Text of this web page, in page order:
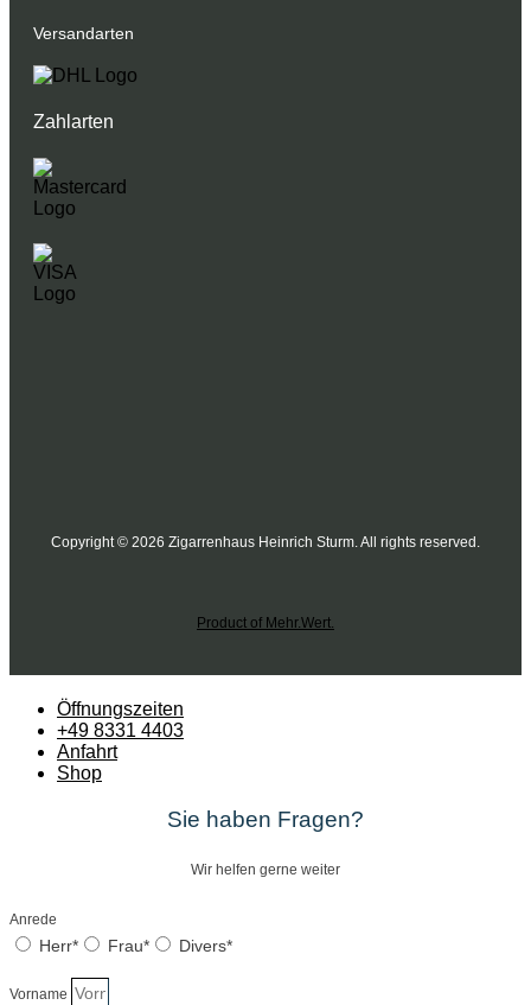
Versandarten
Zahlarten
Copyright © 2026 Zigarrenhaus Heinrich Sturm. All rights reserved.
Product of Mehr.Wert.
Öffnungszeiten
+49 8331 4403
Anfahrt
Shop
Sie haben Fragen?
Wir helfen gerne weiter
Anrede
Herr* Frau* Divers*
Vorname